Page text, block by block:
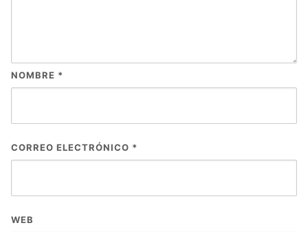
NOMBRE *
CORREO ELECTRÓNICO *
WEB